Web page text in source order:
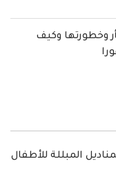
وخطورتها وكيف
المبللة للأطفال